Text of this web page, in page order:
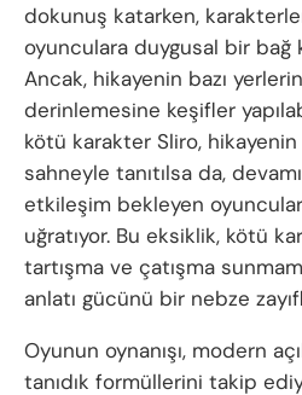
dokunuş katarken,
oyunculara duygusal bir bağ
Ancak, hikayenin bazı
derinlemesine keşifler
kötü karakter Sliro,
sahneyle tanıtılsa da,
etkileşim bekleyen oyuncuları
uğratıyor. Bu eksiklik, kötü
tartışma ve çatışma
anlatı gücünü bir nebze
Oyunun oynanışı, modern
tanıdık formüllerini takip